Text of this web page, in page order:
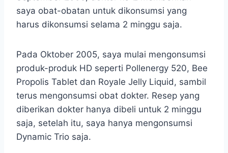
saya obat-obatan untuk dikonsumsi yang
harus dikonsumsi selama 2 minggu saja.
Pada Oktober 2005, saya mulai mengonsumsi
produk-produk HD seperti Pollenergy 520, Bee
Propolis Tablet dan Royale Jelly Liquid, sambil
terus mengonsumsi obat dokter. Resep yang
diberikan dokter hanya dibeli untuk 2 minggu
saja, setelah itu, saya hanya mengonsumsi
Dynamic Trio saja.